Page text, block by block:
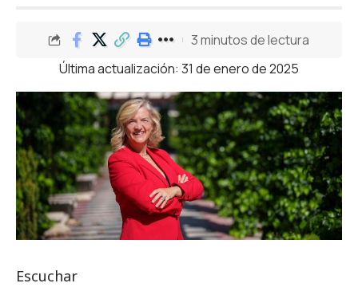
Última actualización: 31 de enero de 2025
3 minutos de lectura
Escuchar